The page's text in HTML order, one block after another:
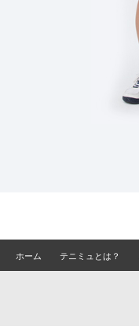
ホーム テニミュとは？